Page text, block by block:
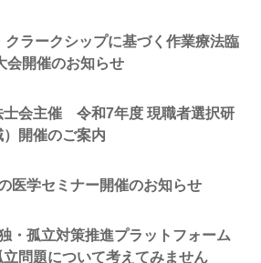
クラークシップに基づく作業療法臨
会開催のお知らせ
士会主催 令和7年度 現職者選択研
開催のご案内
医学セミナー開催のお知らせ
・孤立対策推進プラットフォーム
問題について考えてみません